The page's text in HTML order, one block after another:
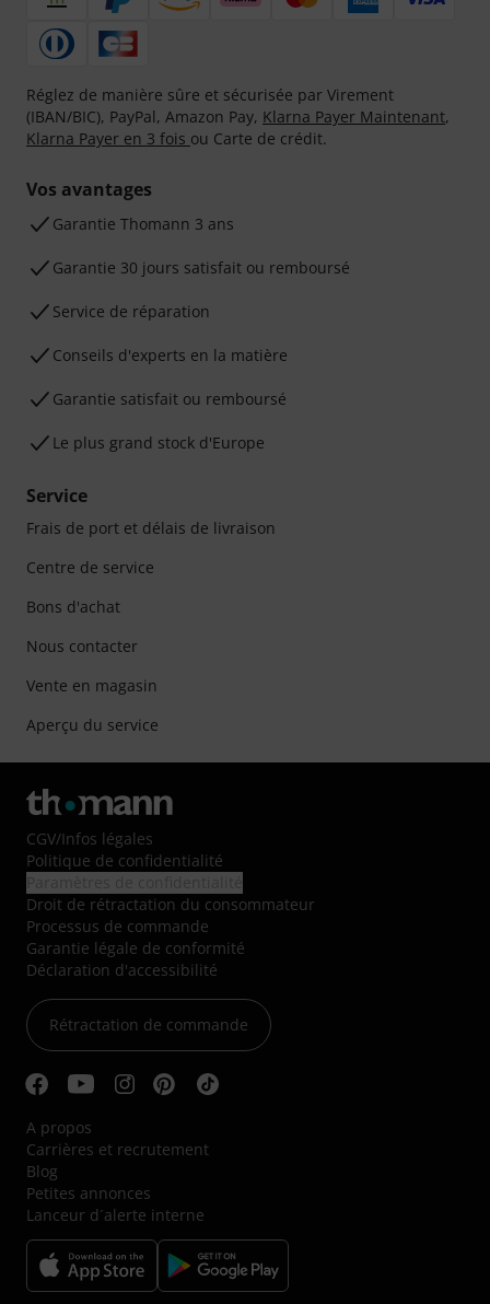
Réglez de manière sûre et sécurisée par Virement
(IBAN/BIC), PayPal, Amazon Pay, Klarna Payer Maintenant,
Klarna Payer en 3 fois ou Carte de crédit.
Vos avantages
Ga­ran­tie Thomann 3 ans
Garantie 30 jours satisfait ou remboursé
Service de réparation
Conseils d'experts en la matière
Garantie satisfait ou remboursé
Le plus grand stock d'Europe
Service
Frais de port et délais de livraison
Centre de service
Bons d'achat
Nous contacter
Vente en magasin
Aperçu du service
CGV/Infos légales
Politique de confidentialité
Droit de rétractation du consommateur
Processus de commande
Garantie légale de conformité
Déclaration d'accessibilité
Rétractation de commande
A propos
Carrières et recrutement
Blog
Petites annonces
Lanceur d´alerte interne